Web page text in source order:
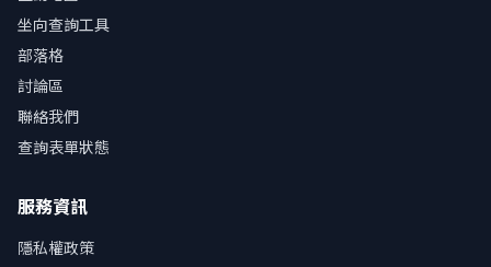
坐向查詢工具
部落格
討論區
聯絡我們
查詢表單狀態
服務資訊
隱私權政策